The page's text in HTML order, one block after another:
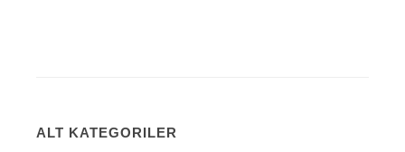
ALT KATEGORILER